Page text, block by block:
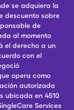
se adquiera la
descuento sobre
de
al momento
el derecho a un
con el
opera como
autorizada
ubicada en 4510
Services